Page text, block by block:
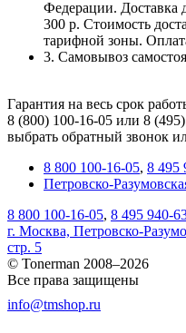
Федерации. Доставка
300 р. Стоимость
тарифной зоны.
3. Самовывоз
Гарантия на весь срок
8 (800) 100-16-05 или 8
выбрать обратный звонок
8 800 100-16-05, 8 495
Петровско-
8 800 100-16-05, 8 495 940-
г. Москва, Петровско-
стр. 5
© Tonerman 2008–2026
Все права защищены
info@tmshop.ru